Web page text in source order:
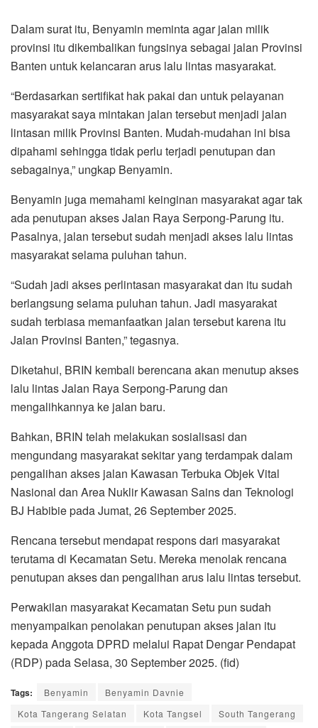
Dalam surat itu, Benyamin meminta agar jalan milik
provinsi itu dikembalikan fungsinya sebagai jalan Provinsi
Banten untuk kelancaran arus lalu lintas masyarakat.
“Berdasarkan sertifikat hak pakai dan untuk pelayanan
masyarakat saya mintakan jalan tersebut menjadi jalan
lintasan milik Provinsi Banten. Mudah-mudahan ini bisa
dipahami sehingga tidak perlu terjadi penutupan dan
sebagainya,” ungkap Benyamin.
Benyamin juga memahami keinginan masyarakat agar tak
ada penutupan akses Jalan Raya Serpong-Parung itu.
Pasalnya, jalan tersebut sudah menjadi akses lalu lintas
masyarakat selama puluhan tahun.
“Sudah jadi akses perlintasan masyarakat dan itu sudah
berlangsung selama puluhan tahun. Jadi masyarakat
sudah terbiasa memanfaatkan jalan tersebut karena itu
Jalan Provinsi Banten,” tegasnya.
Diketahui, BRIN kembali berencana akan menutup akses
lalu lintas Jalan Raya Serpong-Parung dan
mengalihkannya ke jalan baru.
Bahkan, BRIN telah melakukan sosialisasi dan
mengundang masyarakat sekitar yang terdampak dalam
pengalihan akses jalan Kawasan Terbuka Objek Vital
Nasional dan Area Nuklir Kawasan Sains dan Teknologi
BJ Habibie pada Jumat, 26 September 2025.
Rencana tersebut mendapat respons dari masyarakat
terutama di Kecamatan Setu. Mereka menolak rencana
penutupan akses dan pengalihan arus lalu lintas tersebut.
Perwakilan masyarakat Kecamatan Setu pun sudah
menyampaikan penolakan penutupan akses jalan itu
kepada Anggota DPRD melalui Rapat Dengar Pendapat
(RDP) pada Selasa, 30 September 2025. (fid)
Tags: Benyamin
Benyamin Davnie
Kota Tangerang Selatan
Kota Tangsel
South Tangerang